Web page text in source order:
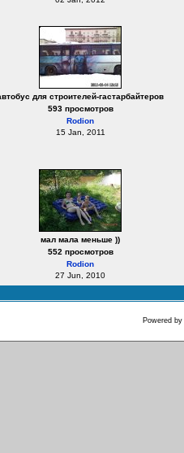
для строителей-гастарбайтеров
593 просмотров
Rodion
15 Jan, 2011
мал мала меньше ))
552 просмотров
Rodion
27 Jun, 2010
Powered by